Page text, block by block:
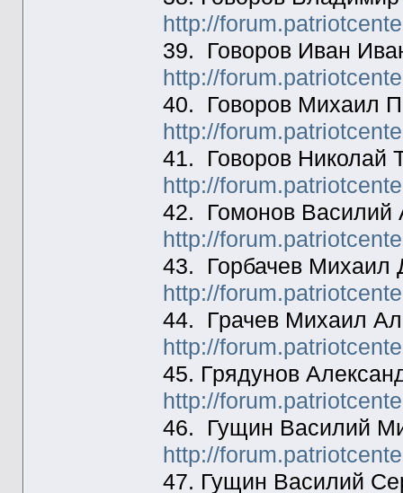
http://
39. Говоров Иван
http://
40. Говоров Михаил
http://
41. Говоров Николай
http://
42. Гомонов Василий
http://
43. Горбачев Михаил
http://
44. Грачев Михаил
http://
45. Грядунов
http://
46. Гущин Василий
http://
47. Гущин Василий